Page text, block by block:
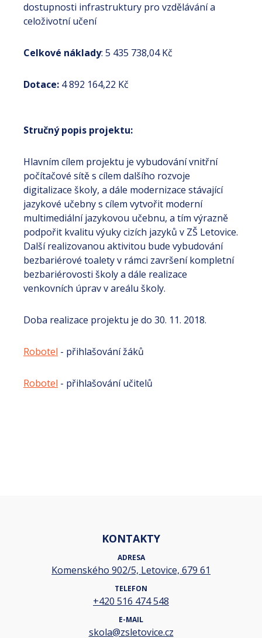
dostupnosti infrastruktury pro vzdělávání a
celoživotní učení
Celkové náklady: 5 435 738,04 Kč
Dotace: 4 892 164,22 Kč
Stručný popis projektu:
Hlavním cílem projektu je vybudování vnitřní
počítačové sítě s cílem dalšího rozvoje
digitalizace školy, a dále modernizace stávající
jazykové učebny s cílem vytvořit moderní
multimediální jazykovou učebnu, a tím výrazně
podpořit kvalitu výuky cizích jazyků v ZŠ Letovice.
Další realizovanou aktivitou bude vybudování
bezbariérové toalety v rámci završení kompletní
bezbariérovosti školy a dále realizace
venkovních úprav v areálu školy.
Doba realizace projektu je do 30. 11. 2018.
Robotel - přihlašování žáků
Robotel - přihlašování učitelů
KONTAKTY
ADRESA
Komenského 902/5, Letovice, 679 61
TELEFON
+420 516 474 548
E-MAIL
skola@zsletovice.cz